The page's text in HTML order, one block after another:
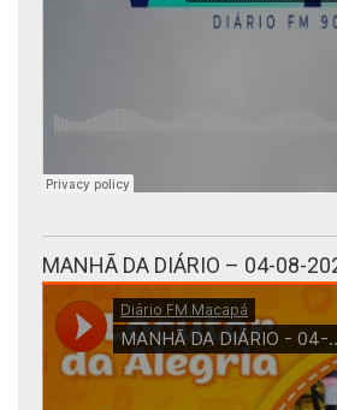
MANHÃ DA DIÁRIO – 04-08-